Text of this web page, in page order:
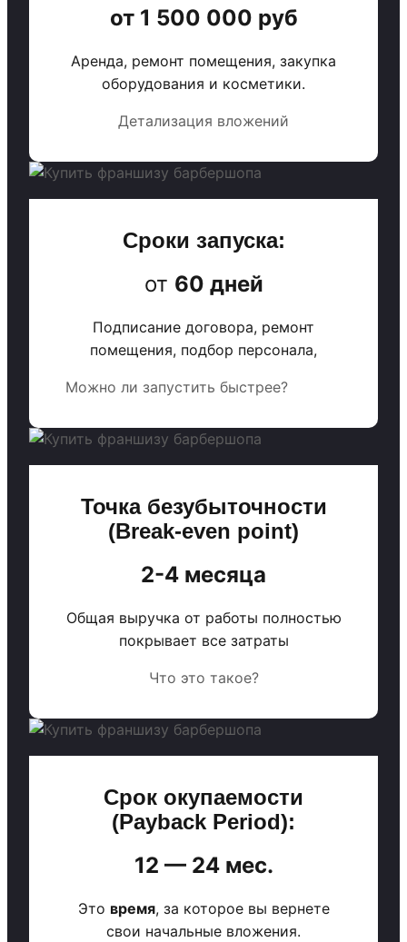
от 1 500 000 руб
Аренда, ремонт помещения, закупка
оборудования и косметики.
Детализация вложений
Сроки запуска:
от 60 дней
Подписание договора, ремонт
помещения, подбор персонала,
Можно ли запустить быстрее?
Точка безубыточности
(Break-even point)
2-4 месяца
Общая выручка от работы полностью
покрывает все затраты
Что это такое?
Срок окупаемости
(Payback Period):
12 — 24 мес.
Это время, за которое вы вернете
свои начальные вложения.